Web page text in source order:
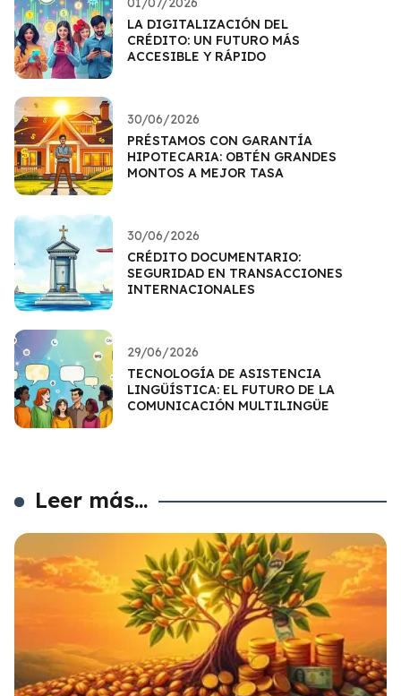
LA DIGITALIZACIÓN DEL
CRÉDITO: UN FUTURO MÁS
ACCESIBLE Y RÁPIDO
30/06/2026
PRÉSTAMOS CON GARANTÍA
HIPOTECARIA: OBTÉN GRANDES
MONTOS A MEJOR TASA
30/06/2026
CRÉDITO DOCUMENTARIO:
SEGURIDAD EN TRANSACCIONES
INTERNACIONALES
29/06/2026
TECNOLOGÍA DE ASISTENCIA
LINGÜÍSTICA: EL FUTURO DE LA
COMUNICACIÓN MULTILINGÜE
Leer más...